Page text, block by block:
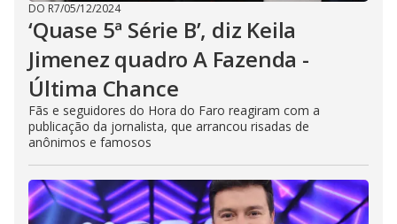
DO R7/05/12/2024
‘Quase 5ª Série B’, diz Keila
Jimenez quadro A Fazenda -
Última Chance
Fãs e seguidores do Hora do Faro reagiram com a
publicação da jornalista, que arrancou risadas de
anônimos e famosos